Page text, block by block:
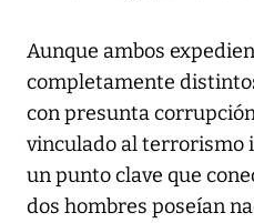
Aunque ambos
completamente
con presunta
vinculado al
un punto clave que
dos hombres poseían